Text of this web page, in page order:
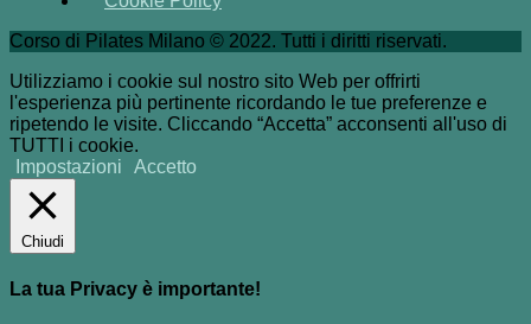
Corso di Pilates Milano © 2022. Tutti i diritti riservati.
Utilizziamo i cookie sul nostro sito Web per offrirti
l'esperienza più pertinente ricordando le tue preferenze e
ripetendo le visite. Cliccando “Accetta” acconsenti all'uso di
TUTTI i cookie.
Impostazioni
Accetto
Chiudi
La tua Privacy è importante!